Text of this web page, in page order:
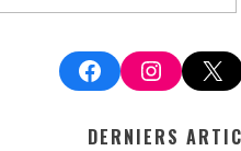
Facebook X
DERNIERS